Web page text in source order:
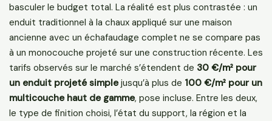
basculer le budget total. La réalité est plus contrastée : un
enduit traditionnel à la chaux appliqué sur une maison
ancienne avec un échafaudage complet ne se compare pas
à un monocouche projeté sur une construction récente. Les
tarifs observés sur le marché s’étendent de 30 €/m² pour
un enduit projeté simplejusqu’à plus de 100 €/m² pour un
multicouche haut de gamme, pose incluse. Entre les deux,
le type de finition choisi, l’état du support, la région et la